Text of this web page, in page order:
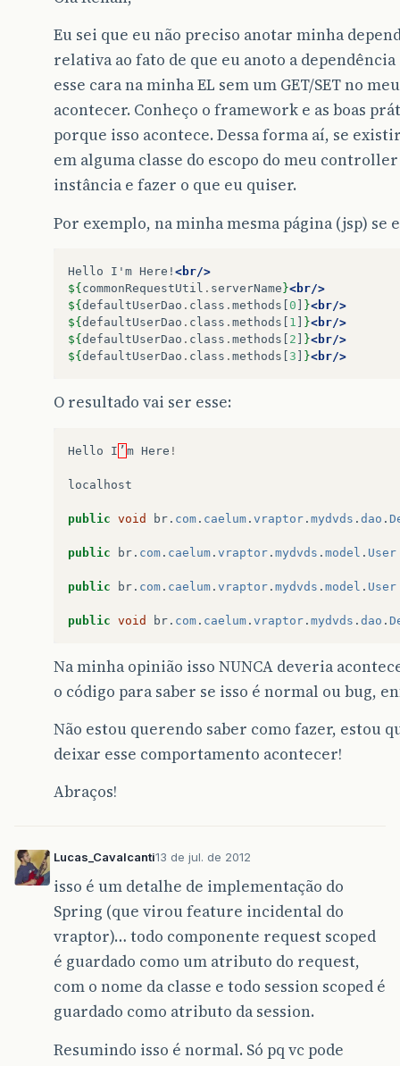
Eu sei que eu não preciso anotar minha
relativa ao fato de que eu anoto a
esse cara na minha EL sem um GET/SET no
acontecer. Conheço o framework e as boas
porque isso acontece. Dessa forma aí, se
em alguma classe do escopo do meu
instância e fazer o que eu quiser.
Por exemplo, na minha mesma página (jsp) se
Hello I'm Here! <br/>
${ commonRequestUtil . serverName }<br/>
${ defaultUserDao . class . methods 0 }<br/>
${ defaultUserDao . class . methods 1 }<br/>
${ defaultUserDao . class . methods 2 }<br/>
${ defaultUserDao . class . methods 3 }<br/>
O resultado vai ser esse:
Hello I ’ m Here !
localhost
public void br . com . caelum . vraptor . mydvds . dao .
public br . com . caelum . vraptor . mydvds . model . User
public br . com . caelum . vraptor . mydvds . model . User
public void br . com . caelum . vraptor . mydvds . dao .
Na minha opinião isso NUNCA deveria
o código para saber se isso é normal ou bug,
Não estou querendo saber como fazer, estou
deixar esse comportamento acontecer!
Abraços!
Lucas_Cavalcanti13 de jul. de 2012
isso é um detalhe de implementação do
Spring (que virou feature incidental do
vraptor)… todo componente request scoped
é guardado como um atributo do request,
com o nome da classe e todo session scoped é
guardado como atributo da session.
Resumindo isso é normal. Só pq vc pode